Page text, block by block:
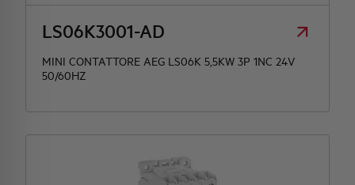
LS06K3001-AD
MINI CONTATTORE AEG LS06K 5,5KW 3P 1NC 24V
50/60HZ